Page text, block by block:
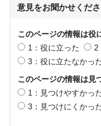
意見をお聞かせくだ
このページの情報は役
1：役に立った
2
3：役に立たなかっ
このページの情報は見
1：見つけやすかっ
3：見つけにくかっ